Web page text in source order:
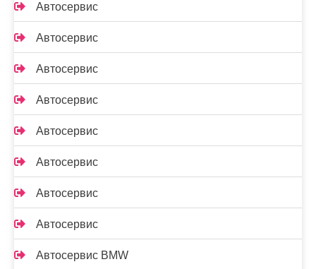
Автосервис
Автосервис
Автосервис
Автосервис
Автосервис
Автосервис
Автосервис
Автосервис
Автосервис BMW